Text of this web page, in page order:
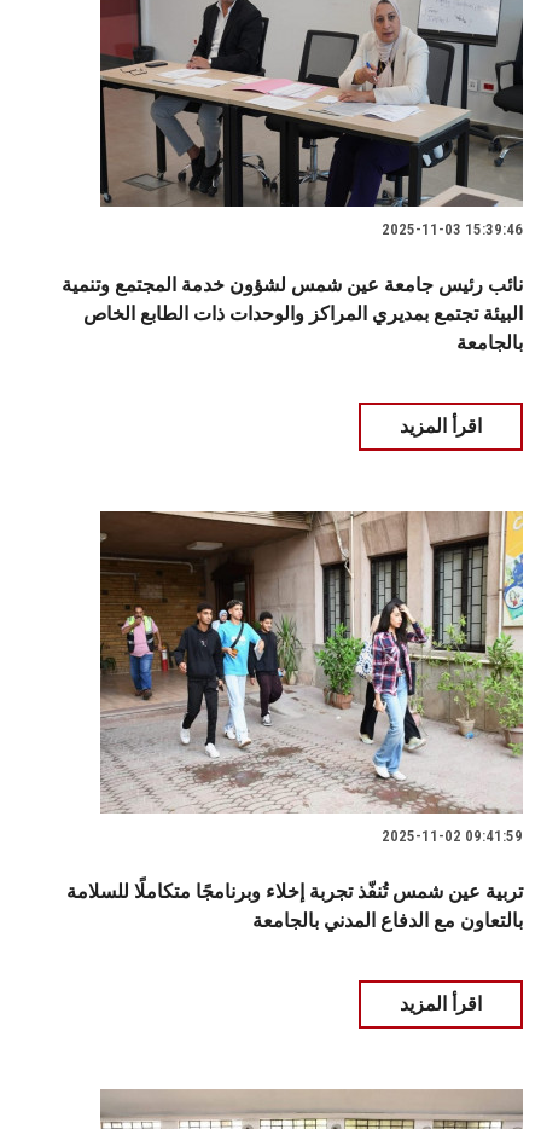
2025-11-03 15:39:46
نائب رئيس جامعة عين شمس لشؤون خدمة المجتمع وتنمية
البيئة تجتمع بمديري المراكز والوحدات ذات الطابع الخاص
بالجامعة
اقرأ المزيد
2025-11-02 09:41:59
تربية عين شمس تُنفّذ تجربة إخلاء وبرنامجًا متكاملًا للسلامة
بالتعاون مع الدفاع المدني بالجامعة
اقرأ المزيد